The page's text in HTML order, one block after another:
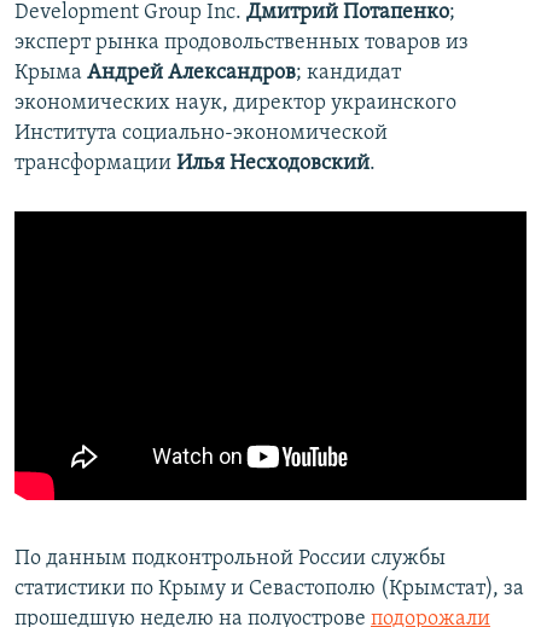
Development Group Inc. Дмитрий Потапенко;
эксперт рынка продовольственных товаров из
Крыма Андрей Александров; кандидат
экономических наук, директор украинского
Института социально-экономической
трансформации Илья Несходовский.
По данным подконтрольной России службы
статистики по Крыму и Севастополю (Крымстат), за
прошедшую неделю на полуострове подорожали